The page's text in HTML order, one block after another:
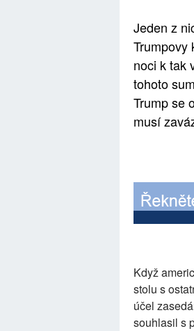
Jeden z
Trumpovy
noci k tak
tohoto
Trump se
musí
Když
stolu s
účel
souhlasil s